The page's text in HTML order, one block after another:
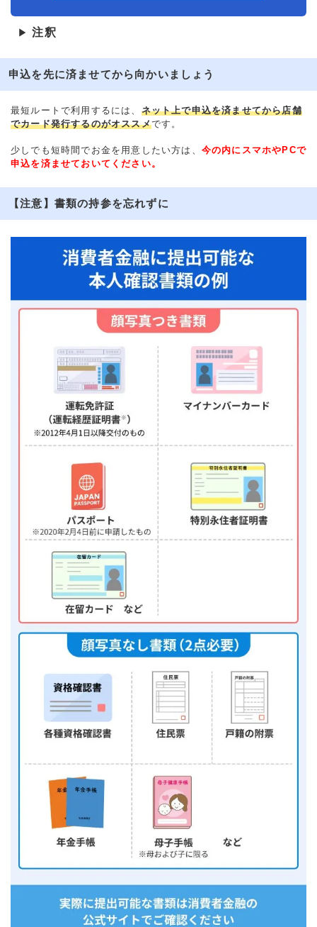
▶ 注釈
申込を先に済ませてから向かいましょう
最短ルートで利用するには、 ネット上で申込を済ませてから店舗
でカード発行するのがオススメです。
少しでも短時間でお金を用意したい方は、 今の内にスマホやPCで
申込を済ませておいてください。
【注意】書類の持参を忘れずに